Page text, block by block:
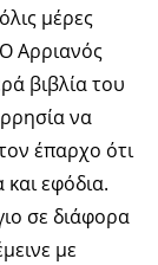
μέρες
Αρριανός
βιβλία του
να
έπαρχο ότι
εφόδια.
σε διάφορα
με